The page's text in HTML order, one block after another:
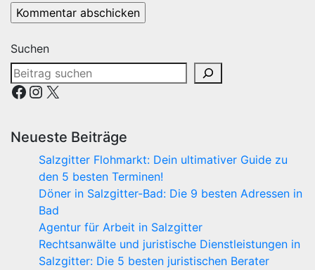
Suchen
Facebook
Instagram
X
Neueste Beiträge
Salzgitter Flohmarkt: Dein ultimativer Guide zu
den 5 besten Terminen!
Döner in Salzgitter-Bad: Die 9 besten Adressen in
Bad
Agentur für Arbeit in Salzgitter
Rechtsanwälte und juristische Dienstleistungen in
Salzgitter: Die 5 besten juristischen Berater